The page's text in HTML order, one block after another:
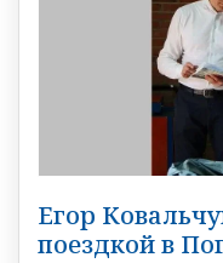
Егор
поездкой в